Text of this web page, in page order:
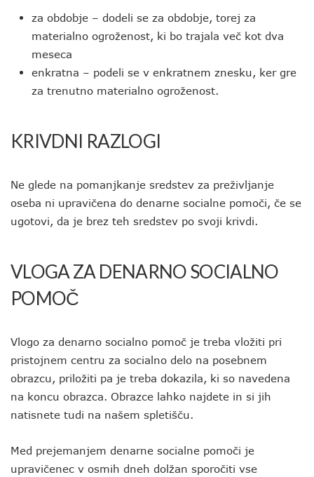
za obdobje – dodeli se za obdobje, torej za
materialno ogroženost, ki bo trajala več kot dva
meseca
enkratna – podeli se v enkratnem znesku, ker gre
za trenutno materialno ogroženost.
KRIVDNI RAZLOGI
Ne glede na pomanjkanje sredstev za preživljanje
oseba ni upravičena do denarne socialne pomoči, če se
ugotovi, da je brez teh sredstev po svoji krivdi.
VLOGA ZA DENARNO SOCIALNO
POMOČ
Vlogo za denarno socialno pomoč je treba vložiti pri
pristojnem centru za socialno delo na posebnem
obrazcu, priložiti pa je treba dokazila, ki so navedena
na koncu obrazca. Obrazce lahko najdete in si jih
natisnete tudi na našem spletišču.
Med prejemanjem denarne socialne pomoči je
upravičenec v osmih dneh dolžan sporočiti vse